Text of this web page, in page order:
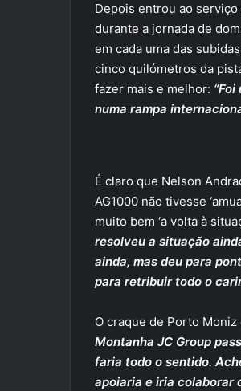
Depois entrou ao serviço
durante a jornada de
em cada uma das
cinco quilómetros da
fazer mais e melhor:
numa rampa
É claro que Nelson
AG1000 não tivesse
muito bem ‘a volta à
resolveu a situação
ainda, mas deu para
para retribuir todo o
O craque de Porto
Montanha JC Group
faria todo o sentido.
apoiaria e iria colaborar